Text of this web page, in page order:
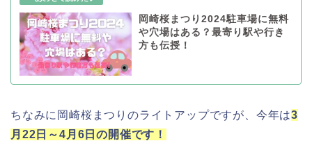
岡崎桜まつり2024駐車場に無料
や穴場はある？最寄り駅や行き
方も伝授！
ちなみに岡崎桜まつりのライトアップですが、今年は3
月22日～4月6日の開催です！